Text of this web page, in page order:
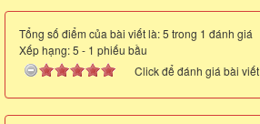
Tổng số điểm của bài viết là: 5 trong 1 đánh giá
Xếp hạng:5 - 1 phiếu bầu
Click để đánh giá bài viết